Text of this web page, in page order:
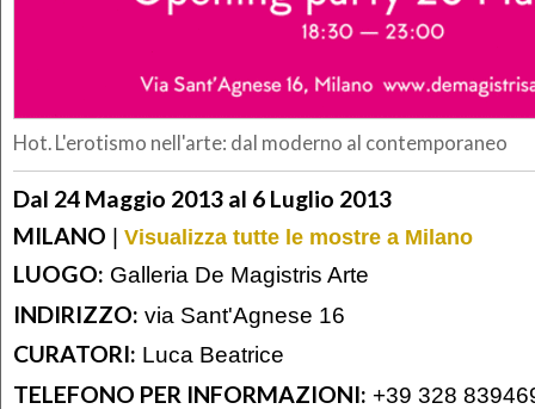
Hot. L'erotismo nell'arte: dal moderno al contemporaneo
Dal 24 Maggio 2013 al 6 Luglio 2013
MILANO | Visualizza tutte le mostre a Milano
LUOGO: Galleria De Magistris Arte
INDIRIZZO: via Sant'Agnese 16
CURATORI: Luca Beatrice
TELEFONO PER INFORMAZIONI: +39 328